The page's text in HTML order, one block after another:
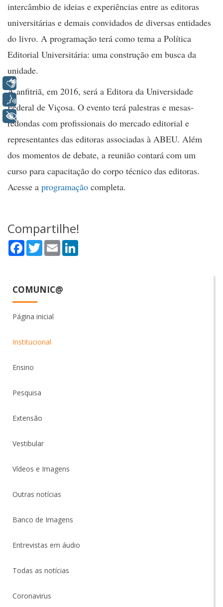
intercâmbio de ideias e experiências entre as editoras
universitárias e demais convidados de diversas entidades
do livro. A programação terá como tema a Política
Editorial Universitária: uma construção em busca da
unidade.
A anfitriã, em 2016, será a Editora da Universidade
Federal de Viçosa. O evento terá palestras e mesas-
redondas com profissionais do mercado editorial e
representantes das editoras associadas à ABEU. Além
dos momentos de debate, a reunião contará com um
curso para capacitação do corpo técnico das editoras.
Acesse a programação completa.
Compartilhe!
Facebook
TwitterEmail
COMUNIC@
Página inicial
Institucional
Ensino
Pesquisa
Extensão
Vestibular
Vídeos e Imagens
Outras notícias
Banco de Imagens
Entrevistas em áudio
Todas as notícias
Coronavirus
Voz
+ Acessibilidade